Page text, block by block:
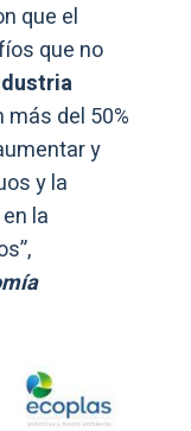
que el
que no
más del 50%
y
y la
la